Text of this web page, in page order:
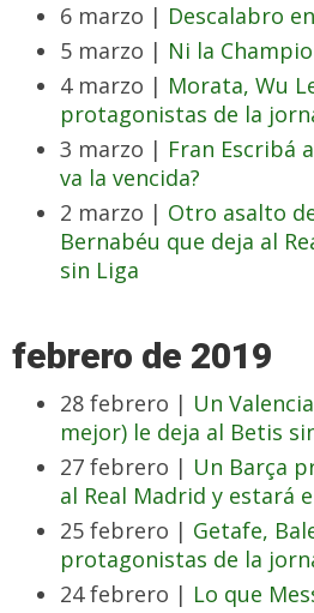
6 marzo | Descalabro
5 marzo | Ni la
4 marzo | Morata, Wu
protagonistas de la
3 marzo | Fran Escribá
va la vencida?
2 marzo | Otro asalto
Bernabéu que deja al
sin Liga
febrero de 2019
28 febrero | Un
mejor) le deja al Betis
27 febrero | Un Barça
al Real Madrid y estará
25 febrero | Getafe,
protagonistas de la
24 febrero | Lo que